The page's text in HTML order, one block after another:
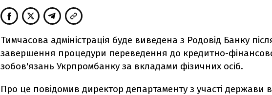
Тимчасова адміністрація буде виведена з Родовід Банку
завершення процедури переведення до кредитно-
зобов'язань Укрпромбанку за вкладами фізичних осіб.
Про це повідомив директор департаменту з участі держави в